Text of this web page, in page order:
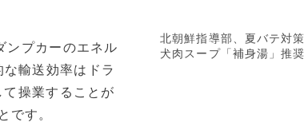
ンプカーのエネル
輸送効率はドラ
操業することが
です。
北朝鮮指導部、夏バテ対
犬肉スープ「補身湯」推奨